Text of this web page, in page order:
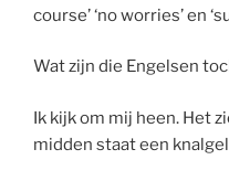
course’ ‘no worries’ en
Wat zijn die Engelsen
Ik kijk om mij heen. Het
midden staat een